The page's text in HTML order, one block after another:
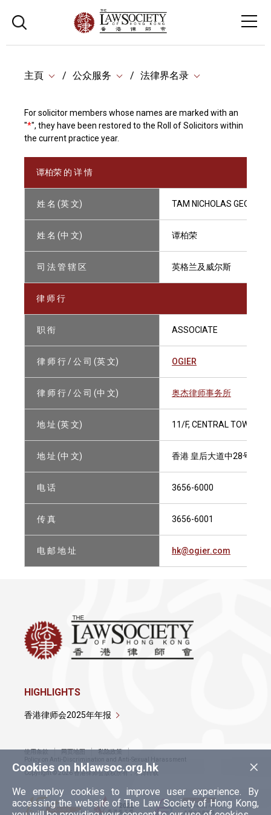
主頁 公众服务 法律界名录
For solicitor members whose names are marked with an
"*", they have been restored to the Roll of Solicitors within
the current practice year.
谭柏荣 的 详 情
姓 名 (英 文) TAM NICHOLAS GEORGE
姓 名 (中 文) 谭柏荣
司 法 管 辖 区 英格兰及威尔斯
律 师 行
职 衔 ASSOCIATE
律 师 行 / 公 司 (英 文) OGIER
律 师 行 / 公 司 (中 文) 奥杰律师事务所
地 址 (英 文) 11/F, CENTRAL TOWER,
地 址 (中 文) 香港 皇后大道中28号中汇
电 话 3656-6000
传 真 3656-6001
电 邮 地 址 hk@ogier.com
×
Cookies on hklawsoc.org.hk
We employ cookies to improve user experience. By
accessing the website of The Law Society of Hong Kong,
HIGHLIGHTS
香港律师会2025年年报
使用条款 网页地图
私隐政策
Policy on Anti-Discrimination and Anti-Sexual Harassment
Copyright © 2026 香港律师会版权所有，不得转载